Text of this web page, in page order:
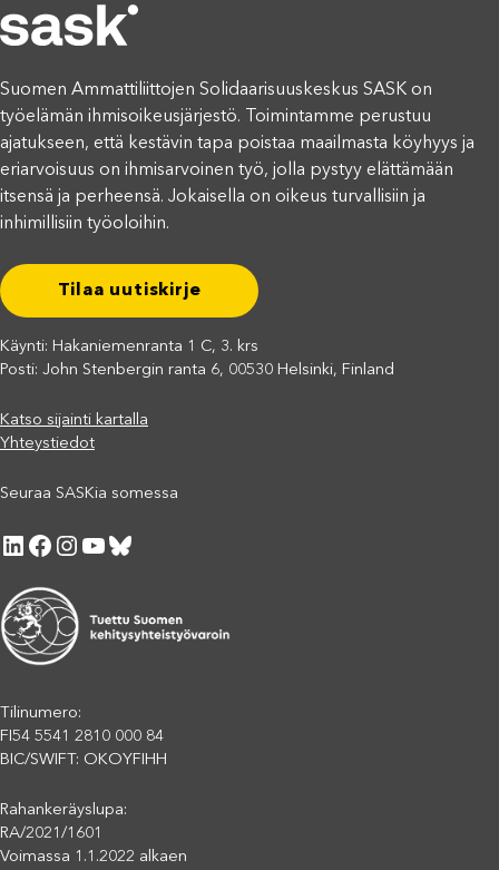
Suomen Ammattiliittojen Solidaarisuuskeskus SASK on
työelämän ihmisoikeusjärjestö. Toimintamme perustuu
ajatukseen, että kestävin tapa poistaa maailmasta köyhyys ja
eriarvoisuus on ihmisarvoinen työ, jolla pystyy elättämään
itsensä ja perheensä. Jokaisella on oikeus turvallisiin ja
inhimillisiin työoloihin.
Tilaa uutiskirje
Käynti: Hakaniemenranta 1 C, 3. krs
Posti: John Stenbergin ranta 6, 00530 Helsinki, Finland
Katso sijainti kartalla
Yhteystiedot
Seuraa SASKia somessa
LinkedIn Facebook Instagram YouTube Bluesky
Tilinumero:
FI54 5541 2810 000 84
BIC/SWIFT: OKOYFIHH
Rahankeräyslupa:
RA/2021/1601
Voimassa 1.1.2022 alkaen